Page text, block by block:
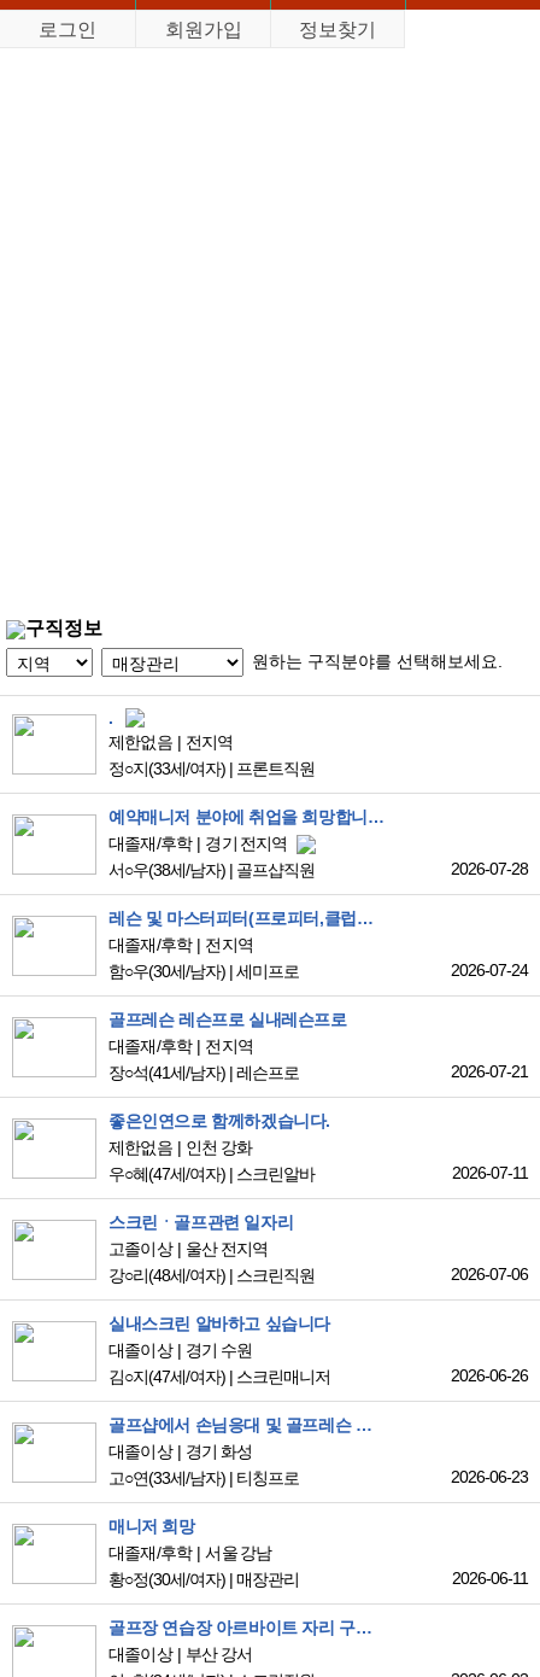
로그인
회원가입 정보찾기
구직정보
원하는 구직분야를 선택해보세요.
.
제한없음
전지역
정○지(33세/여자) | 프론트직원
예약매니저 분야에 취업을 희망합니다.
대졸재/후학
경기 전지역
서○우(38세/남자) | 골프샵직원 2026-07-28
레슨 및 마스터피터(프로피터,클럽어셈블리) 자리 찾고있습니다
대졸재/후학
전지역
함○우(30세/남자) |세미프로 2026-07-24
골프레슨 레슨프로 실내레슨프로
대졸재/후학
전지역
장○석(41세/남자) |레슨프로 2026-07-21
좋은인연으로 함께하겠습니다.
제한없음
인천 강화
우○혜(47세/여자) | 스크린알바 2026-07-11
스크린ㆍ골프관련 일자리
고졸이상
울산 전지역
강○리(48세/여자) | 스크린직원 2026-07-06
실내스크린 알바하고 싶습니다
대졸이상
경기 수원
김○지(47세/여자) | 스크린매니저 2026-06-26
골프샵에서 손님응대 및 골프레슨 구인구직합니다.
대졸이상
경기 화성
고○연(33세/남자) | 티칭프로 2026-06-23
매니저 희망
대졸재/후학
서울 강남
황○정(30세/여자) |매장관리 2026-06-11
골프장 연습장 아르바이트 자리 구직 희망합니다.
대졸이상
부산 강서